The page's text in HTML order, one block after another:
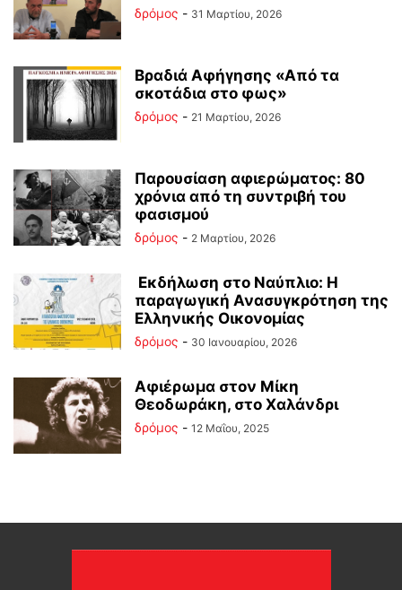
δρόμος - 31 Μαρτίου, 2026
Βραδιά Αφήγησης «Από τα
σκοτάδια στο φως»
δρόμος - 21 Μαρτίου, 2026
Παρουσίαση αφιερώματος: 80
χρόνια από τη συντριβή του
φασισμού
δρόμος - 2 Μαρτίου, 2026
Εκδήλωση στο Ναύπλιο: Η
παραγωγική Ανασυγκρότηση της
Ελληνικής Οικονομίας
δρόμος - 30 Ιανουαρίου, 2026
Αφιέρωμα στον Μίκη
Θεοδωράκη, στο Χαλάνδρι
δρόμος - 12 Μαΐου, 2025